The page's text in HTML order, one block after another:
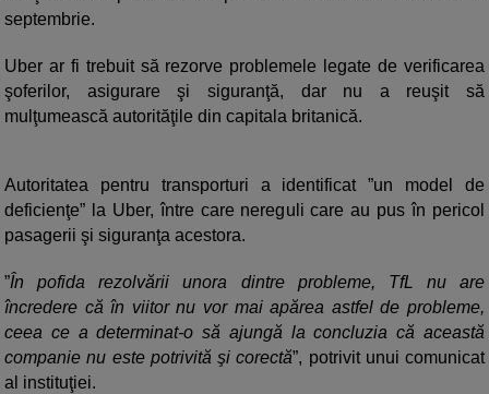
septembrie.
Uber ar fi trebuit să rezorve problemele legate de verificarea
şoferilor, asigurare şi siguranţă, dar nu a reuşit să
mulţumească autorităţile din capitala britanică.
Autoritatea pentru transporturi a identificat ”un model de
deficienţe” la Uber, între care nereguli care au pus în pericol
pasagerii şi siguranţa acestora.
”În pofida rezolvării unora dintre probleme, TfL nu are
încredere că în viitor nu vor mai apărea astfel de probleme,
ceea ce a determinat-o să ajungă la concluzia că această
companie nu este potrivită şi corectă”, potrivit unui comunicat
al instituţiei.